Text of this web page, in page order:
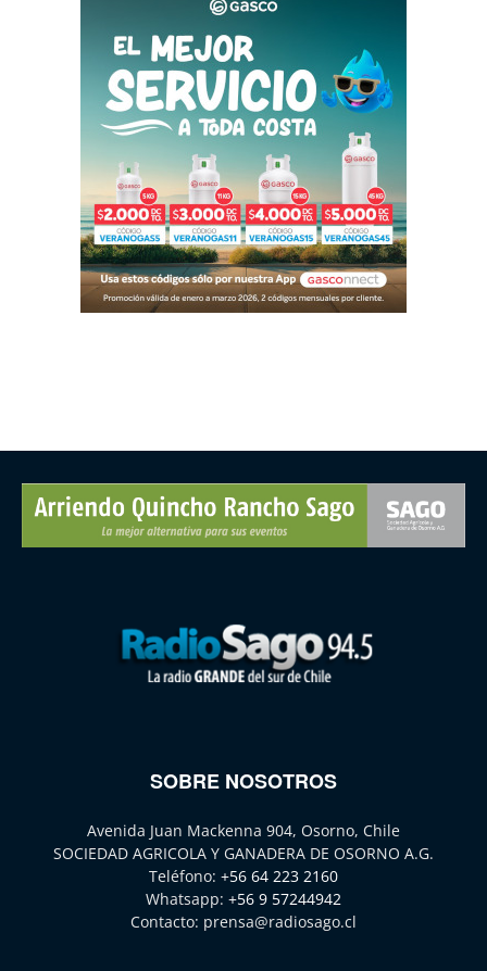
SOBRE NOSOTROS
Avenida Juan Mackenna 904, Osorno, Chile
SOCIEDAD AGRICOLA Y GANADERA DE OSORNO A.G.
Teléfono: +56 64 223 2160
Whatsapp: +56 9 57244942
Contacto: prensa@radiosago.cl